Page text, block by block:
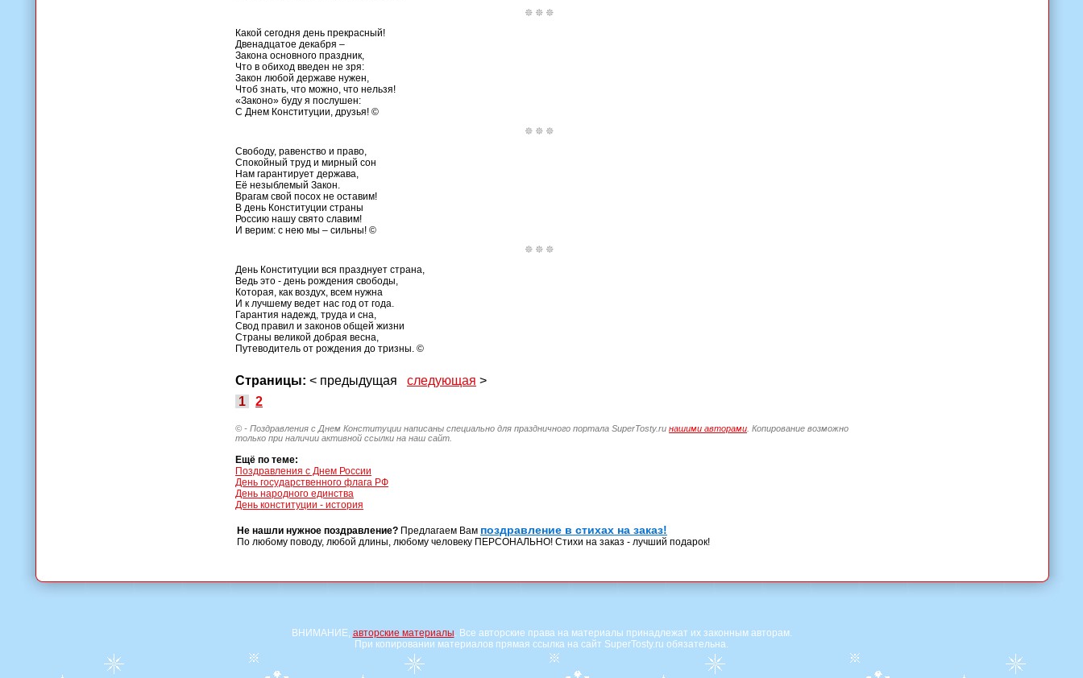
Какой сегодня день прекрасный!
Двенадцатое декабря –
Закона основного праздник,
Что в обиход введен не зря:
Закон любой державе нужен,
Чтоб знать, что можно, что нельзя!
«Законо» буду я послушен:
С Днем Конституции, друзья! ©
Свободу, равенство и право,
Спокойный труд и мирный сон
Нам гарантирует держава,
Её незыблемый Закон.
Врагам свой посох не оставим!
В день Конституции страны
Россию нашу свято славим!
И верим: с нею мы – сильны! ©
День Конституции вся празднует страна,
Ведь это - день рождения свободы,
Которая, как воздух, всем нужна
И к лучшему ведет нас год от года.
Гарантия надежд, труда и сна,
Свод правил и законов общей жизни
Страны великой добрая весна,
Путеводитель от рождения до тризны. ©
Страницы: < предыдущая следующая >
1
2
© - Поздравления с Днем Конституции написаны специально для праздничного портала SuperTosty.ru нашими авторами . Копирование возможно
только при наличии активной ссылки на наш сайт.
Ещё по теме:
Поздравления с Днем России
День государственного флага РФ
День народного единства
День конституции - история
Не нашли нужное поздравление? Предлагаем Вам поздравление в стихах на заказ!
По любому поводу, любой длины, любому человеку ПЕРСОНАЛЬНО! Стихи на заказ - лучший подарок!
ВНИМАНИЕ, авторские материалы. Все авторские права на материалы принадлежат их законным авторам.
При копировании материалов прямая ссылка на сайт SuperTosty.ru обязательна.